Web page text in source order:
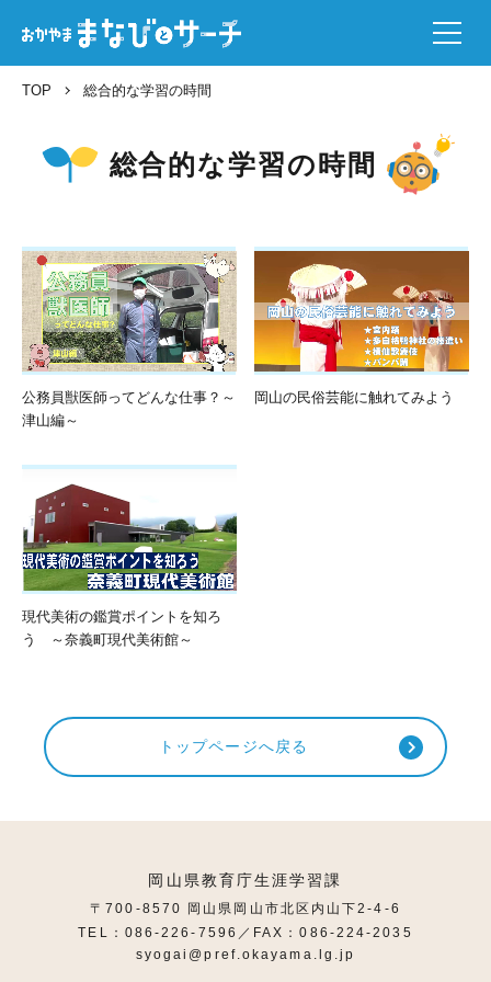
TOP 総合的な学習の時間
総合的な学習の時間
公務員獣医師ってどんな仕事？～
津山編～
岡山の民俗芸能に触れてみよう
現代美術の鑑賞ポイントを知ろ
う ～奈義町現代美術館～
トップページへ戻る
岡山県教育庁生涯学習課
〒700-8570 岡山県岡山市北区内山下2-4-6
TEL：086-226-7596／FAX：086-224-2035
syogai@pref.okayama.lg.jp